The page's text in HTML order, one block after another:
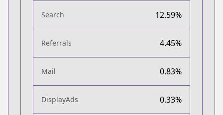
Search 12.59%
Referrals 4.45%
Mail 0.83%
DisplayAds 0.33%